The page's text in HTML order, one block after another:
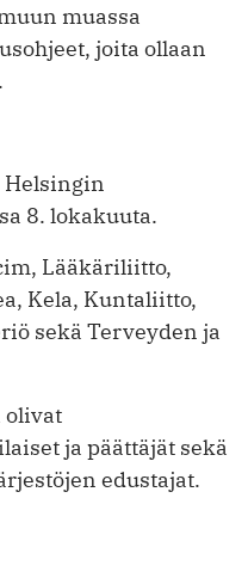
muassa
joita ollaan
­Helsingin
8. lokakuuta.
Lääkäriliitto,
Kela, Kuntaliitto,
sekä Terveyden ja
olivat
ja päättäjät sekä
edustajat.